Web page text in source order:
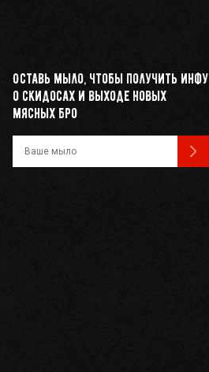
Оставь мыло, чтобы получить инфу
о скидосах и выходе новых
мясных бро